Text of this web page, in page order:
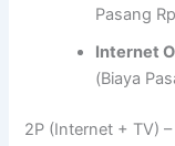
Pasang
Internet
(Biaya
2P (Internet + TV)